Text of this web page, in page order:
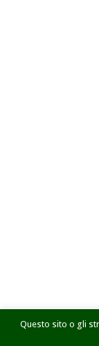
Questo sito o gli